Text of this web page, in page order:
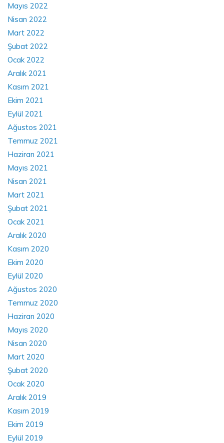
Mayıs 2022
Nisan 2022
Mart 2022
Şubat 2022
Ocak 2022
Aralık 2021
Kasım 2021
Ekim 2021
Eylül 2021
Ağustos 2021
Temmuz 2021
Haziran 2021
Mayıs 2021
Nisan 2021
Mart 2021
Şubat 2021
Ocak 2021
Aralık 2020
Kasım 2020
Ekim 2020
Eylül 2020
Ağustos 2020
Temmuz 2020
Haziran 2020
Mayıs 2020
Nisan 2020
Mart 2020
Şubat 2020
Ocak 2020
Aralık 2019
Kasım 2019
Ekim 2019
Eylül 2019